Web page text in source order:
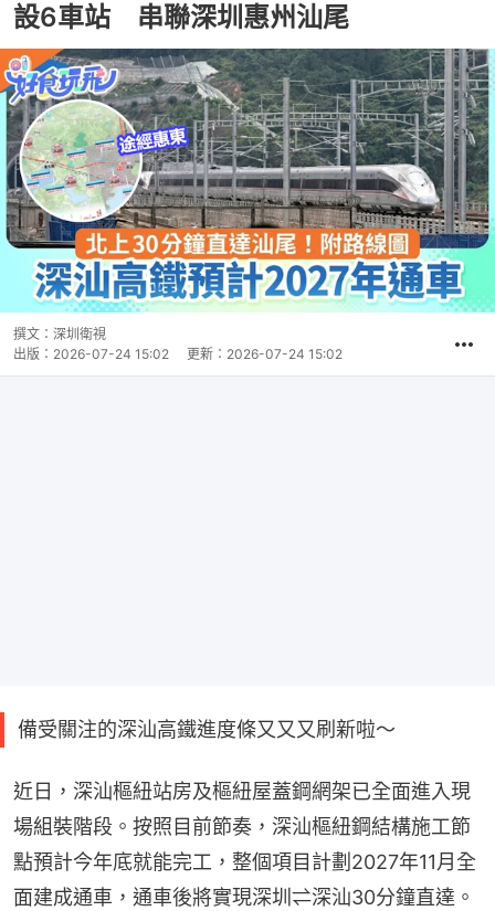
設6車站 串聯深圳惠州汕尾
撰文： 深圳衛視
出版： 2026-07-24 15:02 更新： 2026-07-24 15:02
備受關注的深汕高鐵進度條又又又刷新啦～
近日，深汕樞紐站房及樞紐屋蓋鋼網架已全面進入現
場組裝階段。按照目前節奏，深汕樞紐鋼結構施工節
點預計今年底就能完工，整個項目計劃2027年11月全
面建成通車，通車後將實現深圳⇌深汕30分鐘直達。